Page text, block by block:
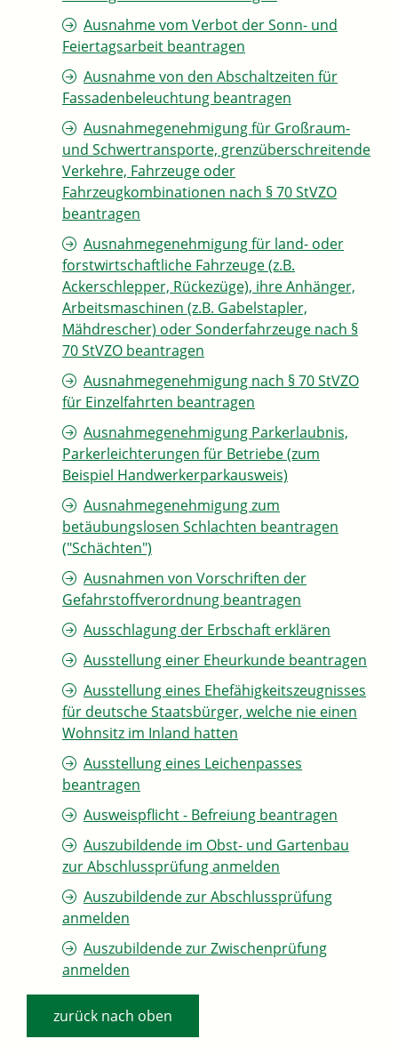
Ausnahme vom Verbot der Sonn- und
Feiertagsarbeit beantragen
Ausnahme von den Abschaltzeiten für
Fassadenbeleuchtung beantragen
Ausnahmegenehmigung für Großraum-
und Schwertransporte, grenzüberschreitende
Verkehre, Fahrzeuge oder
Fahrzeugkombinationen nach § 70 StVZO
beantragen
Ausnahmegenehmigung für land- oder
forstwirtschaftliche Fahrzeuge (z.B.
Ackerschlepper, Rückezüge), ihre Anhänger,
Arbeitsmaschinen (z.B. Gabelstapler,
Mähdrescher) oder Sonderfahrzeuge nach §
70 StVZO beantragen
Ausnahmegenehmigung nach § 70 StVZO
für Einzelfahrten beantragen
Ausnahmegenehmigung Parkerlaubnis,
Parkerleichterungen für Betriebe (zum
Beispiel Handwerkerparkausweis)
Ausnahmegenehmigung zum
betäubungslosen Schlachten beantragen
("Schächten")
Ausnahmen von Vorschriften der
Gefahrstoffverordnung beantragen
Ausschlagung der Erbschaft erklären
Ausstellung einer Eheurkunde beantragen
Ausstellung eines Ehefähigkeitszeugnisses
für deutsche Staatsbürger, welche nie einen
Wohnsitz im Inland hatten
Ausstellung eines Leichenpasses
beantragen
Ausweispflicht - Befreiung beantragen
Auszubildende im Obst- und Gartenbau
zur Abschlussprüfung anmelden
Auszubildende zur Abschlussprüfung
anmelden
Auszubildende zur Zwischenprüfung
anmelden
zurück nach oben